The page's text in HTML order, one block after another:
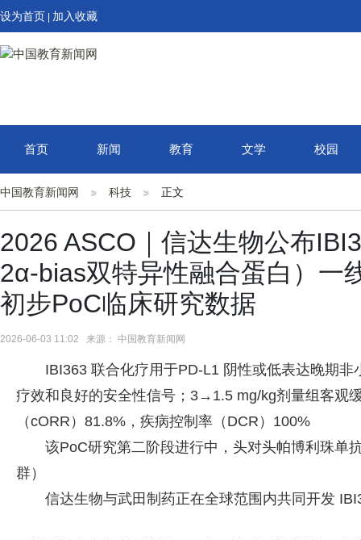
设为首页 加入收藏
首页 新闻 教育 文学 校园
中国教育新闻网 科技 正文
2026 ASCO｜信达生物公布
2α-bias双特异性融合蛋白）一
初步PoC临床研究数据
2026-06-03 11:02 来源： 中国教育新闻网
IBI363 联合化疗用于PD-L1 阴性或低表达晚期
疗效和良好的安全性信号；3→1.5 mg/kg剂量组客观
（cORR）81.8%，疾病控制率（DCR）100%
该PoC研究第二阶段进行中，头对头帕博利珠单
群）
信达生物与武田制药正在全球范围内共同开发